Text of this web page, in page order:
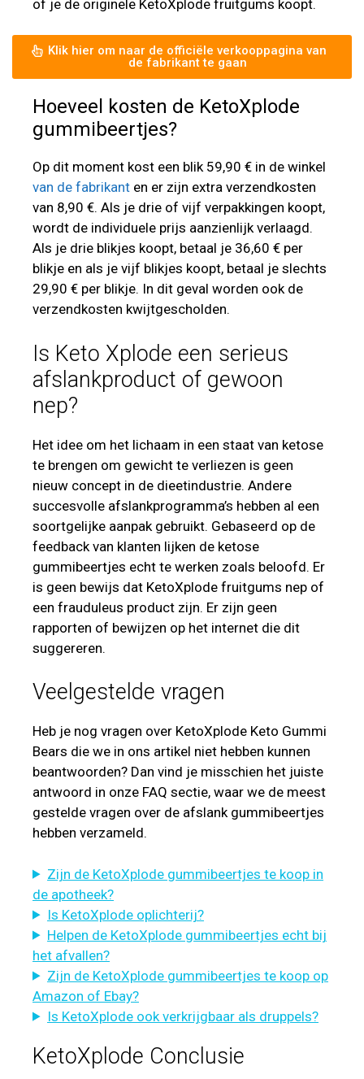
of je de originele KetoXplode fruitgums koopt.
Klik hier om naar de officiële verkooppagina van
de fabrikant te gaan
Hoeveel kosten de KetoXplode
gummibeertjes?
Op dit moment kost een blik 59,90 € in de winkel
van de fabrikant en er zijn extra verzendkosten
van 8,90 €. Als je drie of vijf verpakkingen koopt,
wordt de individuele prijs aanzienlijk verlaagd.
Als je drie blikjes koopt, betaal je 36,60 € per
blikje en als je vijf blikjes koopt, betaal je slechts
29,90 € per blikje. In dit geval worden ook de
verzendkosten kwijtgescholden.
Is Keto Xplode een serieus
afslankproduct of gewoon
nep?
Het idee om het lichaam in een staat van ketose
te brengen om gewicht te verliezen is geen
nieuw concept in de dieetindustrie. Andere
succesvolle afslankprogramma’s hebben al een
soortgelijke aanpak gebruikt. Gebaseerd op de
feedback van klanten lijken de ketose
gummibeertjes echt te werken zoals beloofd. Er
is geen bewijs dat KetoXplode fruitgums nep of
een frauduleus product zijn. Er zijn geen
rapporten of bewijzen op het internet die dit
suggereren.
Veelgestelde vragen
Heb je nog vragen over KetoXplode Keto Gummi
Bears die we in ons artikel niet hebben kunnen
beantwoorden? Dan vind je misschien het juiste
antwoord in onze FAQ sectie, waar we de meest
gestelde vragen over de afslank gummibeertjes
hebben verzameld.
Zijn de KetoXplode gummibeertjes te koop in
de apotheek?
Is KetoXplode oplichterij?
Helpen de KetoXplode gummibeertjes echt bij
het afvallen?
Zijn de KetoXplode gummibeertjes te koop op
Amazon of Ebay?
Is KetoXplode ook verkrijgbaar als druppels?
KetoXplode Conclusie